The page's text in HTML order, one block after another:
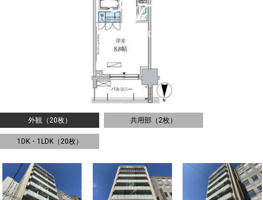
外観（20枚） 共用部（2枚）
1DK・1LDK（20枚）